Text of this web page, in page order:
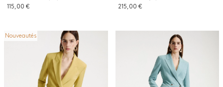
115,00 € 215,00 €
Nouveautés